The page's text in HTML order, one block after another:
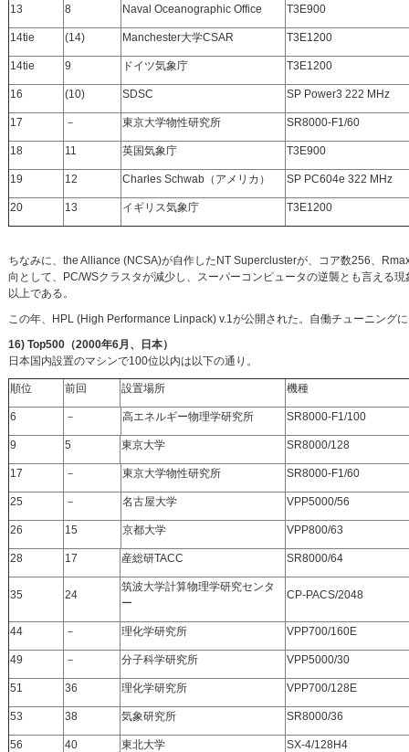
13 8 Naval Oceanographic Office T3E900
14tie (14) Manchester大学CSAR T3E1200
14tie 9 ドイツ気象庁 T3E1200
16 (10) SDSC SP Power3 222 MHz
17 － 東京大学物性研究所 SR8000-F1/60
18 11 英国気象庁 T3E900
19 12 Charles Schwab（アメリカ） SP PC604e 322 MHz
20 13 イギリス気象庁 T3E1200
ちなみに、the Alliance (NCSA)が自作したNT Superclusterが、コア数256、
向として、PC/WSクラスタが減少し、スーパーコンピュータの逆襲とも言える
以上である。
この年、HPL (High Performance Linpack) v.1が公開された。自働チューニング
16) Top500（2000年6月、日本）
日本国内設置のマシンで100位以内は以下の通り。
順位 前回 設置場所 機種
6 － 高エネルギー物理学研究所 SR8000-F1/100
9 5 東京大学 SR8000/128
17 － 東京大学物性研究所 SR8000-F1/60
25 － 名古屋大学 VPP5000/56
26 15 京都大学 VPP800/63
28 17 産総研TACC SR8000/64
35 24
筑波大学計算物理学研究センタ
ー
CP-PACS/2048
44 － 理化学研究所 VPP700/160E
49 － 分子科学研究所 VPP5000/30
51 36 理化学研究所 VPP700/128E
53 38 気象研究所 SR8000/36
56 40 東北大学 SX-4/128H4